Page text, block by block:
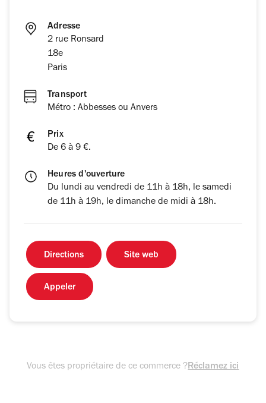
Adresse
2 rue Ronsard
18e
Paris
Transport
Métro : Abbesses ou Anvers
Prix
De 6 à 9 €.
Heures d'ouverture
Du lundi au vendredi de 11h à 18h, le samedi
de 11h à 19h, le dimanche de midi à 18h.
Directions Site web
Appeler
Vous êtes propriétaire de ce commerce ?Réclamez ici